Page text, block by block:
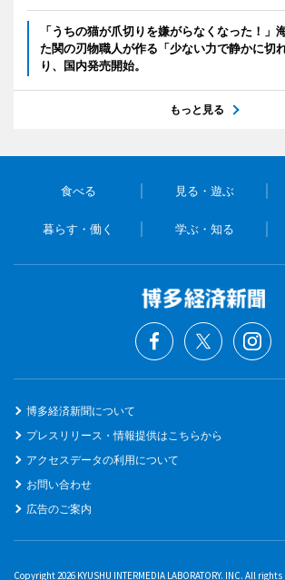
「うちの猫が爪切りを嫌がらなくなった！」
た関の刃物職人が作る「少ない力で静かに切
り、国内発売開始。
もっと見る
食べる 見る・遊ぶ
暮らす・働く 学ぶ・知る
博多経済新聞について
プレスリリース・情報提供はこちらから
アクセスデータの利用について
お問い合わせ
広告のご案内
Copyright 2026 KYUSHU INTERMEDIA LABORATORY. INC. All